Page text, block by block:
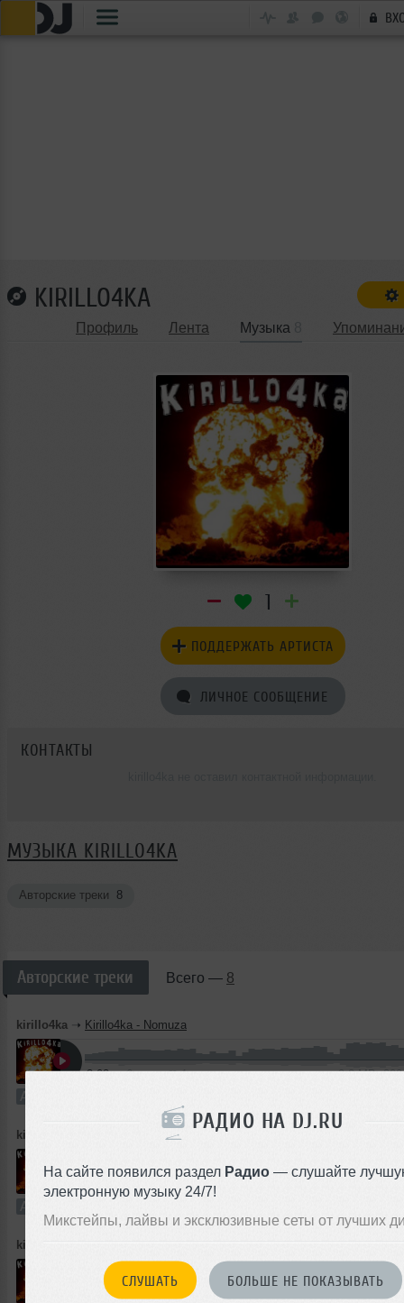
РАДИО НА DJ.RU
На сайте появился раздел Радио — слушайте
электронную музыку 24/7!
Микстейпы, лайвы и эксклюзивные сеты от лучших
СЛУШАТЬ БОЛЬШЕ НЕ ПОКАЗЫВАТЬ
KIRILLO4KA
Профиль Лента Музыка
1
ПОДДЕРЖАТЬ АРТИСТА
ЛИЧНОЕ СООБЩЕНИЕ
КОНТАКТЫ
МУЗЫКА KIRILLO4KA
Авторские треки 8
Авторские треки Всего — 8
kirillo4ka ➝ Kirillo4ka - Nomuza
3:03 6 раз 1 2.8 MB,
Авторский трек
kirillo4ka Kirillo4ka - Hodos
1
Авторский трек
kirillo4ka
2:21 0 1 2.2 MB,